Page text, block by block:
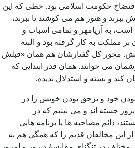
حکومت اسلامی بود. خطی که این
ببرند و هنوز هم می کوشند تا ببرند،
است، به آریامهر و تمامی اسباب و
مملکت به کار گرفته بود و البته
محور کل گفتارشان هم همان «قبلش
می خوانند. همان قدر ابتدایی که
کند و بسته و استدلال ندیده.
بودن خود و برحق بودن خویش را در
جسته اند و می بینیم که در
دائم مصاحبه ها یا برنامه هایی
این مخالفان قدیم را که همگی هم به